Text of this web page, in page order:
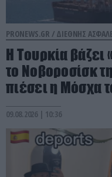
PRONEWS.GR / ΔΙΕΘΝΗΣ
Η Τουρκία βάζει
το Νοβοροσίσκ
πιέσει η Μόσχα
09.08.2026 | 10:36